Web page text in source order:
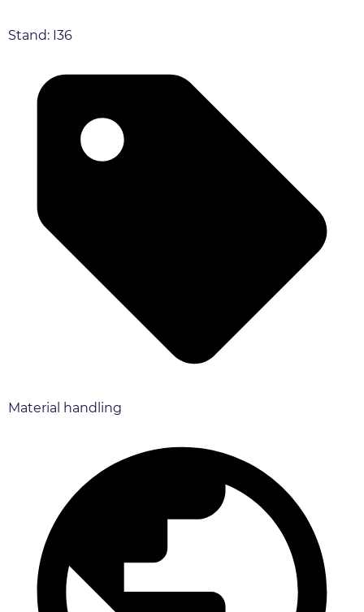
Stand: I36
Material handling